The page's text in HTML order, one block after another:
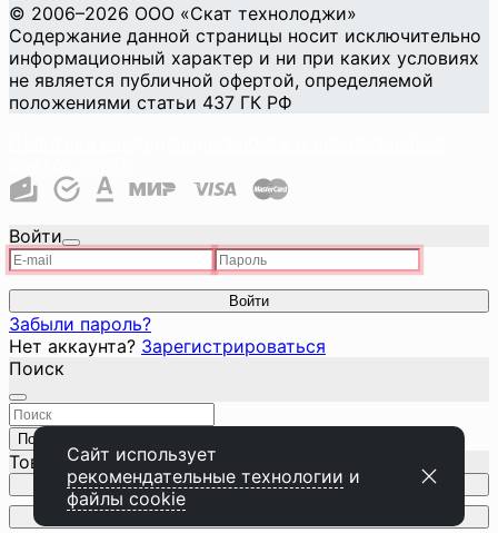
© 2006–2026 ООО «Скат технолоджи»
Содержание данной страницы носит исключительно
информационный характер и ни при каких условиях
не является публичной офертой, определяемой
положениями статьи 437 ГК РФ
Войти
Войти
Забыли пароль?
Нет аккаунта? Зарегистрироваться
Поиск
Поиск
Товар добавлен в корзину
Перейти к корзине
Сайт использует
рекомендательные технологии и
файлы cookie